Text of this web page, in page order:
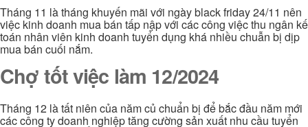
Tháng 11 là tháng khuyến mãi với ngày black friday 24/11 nên
việc kinh doanh mua bán tấp nập với các công việc thu ngân kế
toán nhân viên kinh doanh tuyển dụng khá nhiều chuẫn bị dịp
mua bán cuối nắm.
Chợ tốt việc làm 12/2024
Tháng 12 là tất niên của năm củ chuẩn bị để bắc đầu năm mới
các công ty doanh nghiệp tăng cường sản xuất nhu cầu tuyển